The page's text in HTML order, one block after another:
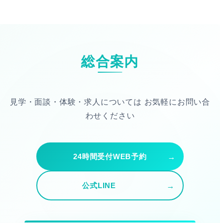
総合案内
見学・面談・体験・求人については お気軽にお問い合
わせください
24時間受付WEB予約
公式LINE